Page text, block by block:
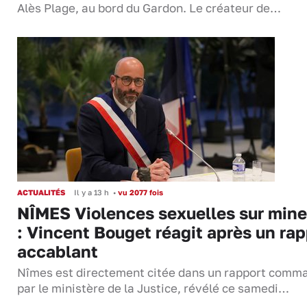
Alès Plage, au bord du Gardon. Le créateur de…
ACTUALITÉS Il y a 13 h • vu 2077 fois
NÎMES Violences sexuelles sur
: Vincent Bouget réagit après un
accablant
Nîmes est directement citée dans un rapport
par le ministère de la Justice, révélé ce samedi…